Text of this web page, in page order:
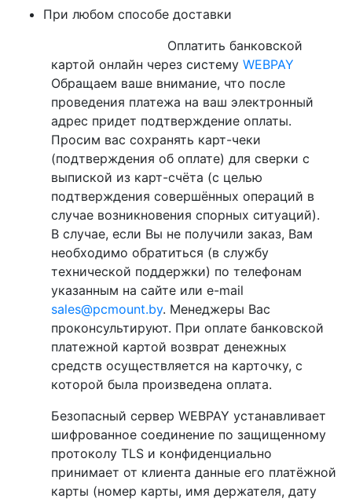
При любом способе доставки
Оплатить банковской
картой онлайн через систему WEBPAY
Обращаем ваше внимание, что после
проведения платежа на ваш электронный
адрес придет подтверждение оплаты.
Просим вас сохранять карт-чеки
(подтверждения об оплате) для сверки с
выпиской из карт-счёта (с целью
подтверждения совершённых операций в
случае возникновения спорных ситуаций).
В случае, если Вы не получили заказ, Вам
необходимо обратиться (в службу
технической поддержки) по телефонам
указанным на сайте или e-mail
sales@pcmount.by. Менеджеры Вас
проконсультируют. При оплате банковской
платежной картой возврат денежных
средств осуществляется на карточку, с
которой была произведена оплата.
Безопасный сервер WEBPAY устанавливает
шифрованное соединение по защищенному
протоколу TLS и конфиденциально
принимает от клиента данные его платёжной
карты (номер карты, имя держателя, дату